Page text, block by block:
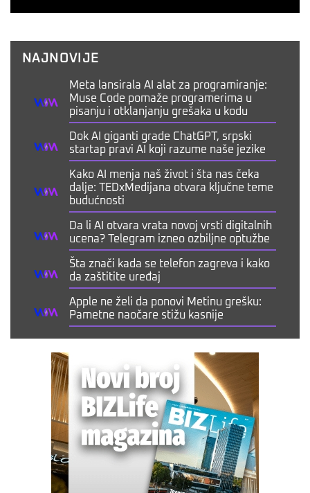
NAJNOVIJE
Meta lansirala AI alat za programiranje:
Muse Code pomaže programerima u
pisanju i otklanjanju grešaka u kodu
Dok AI giganti grade ChatGPT, srpski
startap pravi AI koji razume naše jezike
Kako AI menja naš život i šta nas čeka
dalje: TEDxMedijana otvara ključne teme
budućnosti
Da li AI otvara vrata novoj vrsti digitalnih
ucena? Telegram izneo ozbiljne optužbe
Šta znači kada se telefon zagreva i kako
da zaštitite uređaj
Apple ne želi da ponovi Metinu grešku:
Pametne naočare stižu kasnije